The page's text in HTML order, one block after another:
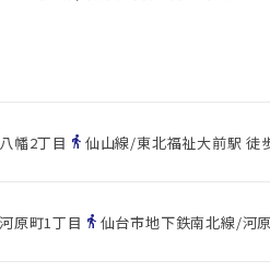
幡2丁目 directions_walk 仙山線/東北福祉大前駅 徒
原町1丁目 directions_walk 仙台市地下鉄南北線/河